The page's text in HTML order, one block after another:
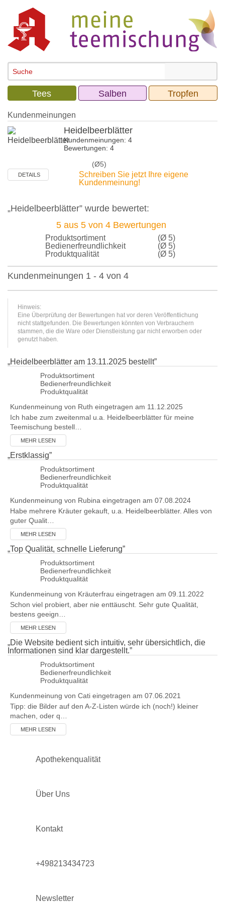
Tees Salben Tropfen
Kundenmeinungen
DETAILS
Heidelbeerblätter
Kundenmeinungen: 4
Bewertungen: 4
(Ø5)
Schreiben Sie jetzt Ihre eigene
Kundenmeinung!
„Heidelbeerblätter” wurde bewertet:
5 aus 5 von 4 Bewertungen
Produktsortiment
(Ø 5)
Bedienerfreundlichkeit
(Ø 5)
Produktqualität
(Ø 5)
Kundenmeinungen 1 - 4 von 4
Hinweis:
Eine Überprüfung der Bewertungen hat vor deren Veröffentlichung
nicht stattgefunden. Die Bewertungen könnten von Verbrauchern
stammen, die die Ware oder Dienstleistung gar nicht erworben oder
genutzt haben.
„Heidelbeerblätter am 13.11.2025 bestellt”
Produktsortiment
Bedienerfreundlichkeit
Produktqualität
Kundenmeinung von Ruth eingetragen am 11.12.2025
Ich habe zum zweitenmal u.a. Heidelbeerblätter für meine
Teemischung bestell…
MEHR LESEN
„Erstklassig”
Produktsortiment
Bedienerfreundlichkeit
Produktqualität
Kundenmeinung von Rubina eingetragen am 07.08.2024
Habe mehrere Kräuter gekauft, u.a. Heidelbeerblätter. Alles von
guter Qualit…
MEHR LESEN
„Top Qualität, schnelle Lieferung”
Produktsortiment
Bedienerfreundlichkeit
Produktqualität
Kundenmeinung von Kräuterfrau eingetragen am 09.11.2022
Schon viel probiert, aber nie enttäuscht. Sehr gute Qualität,
bestens geeign…
MEHR LESEN
„Die Website bedient sich intuitiv, sehr übersichtlich, die
Informationen sind klar dargestellt.”
Produktsortiment
Bedienerfreundlichkeit
Produktqualität
Kundenmeinung von Cati eingetragen am 07.06.2021
Tipp: die Bilder auf den A-Z-Listen würde ich (noch!) kleiner
machen, oder q…
MEHR LESEN
Apothekenqualität
Über Uns
Kontakt
+498213434723
Newsletter